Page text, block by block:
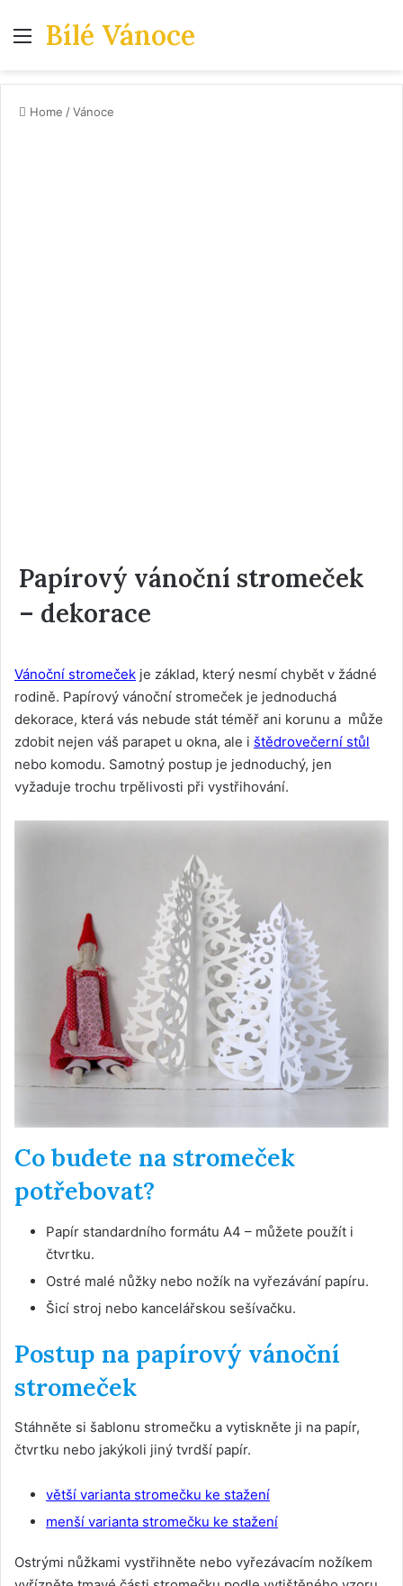
Menu
Bílé Vánoce
Home /Vánoce
Papírový vánoční stromeček
– dekorace
Vánoční stromeček je základ, který nesmí chybět v žádné
rodině. Papírový vánoční stromeček je jednoduchá
dekorace, která vás nebude stát téměř ani korunu a může
zdobit nejen váš parapet u okna, ale i štědrovečerní stůl
nebo komodu. Samotný postup je jednoduchý, jen
vyžaduje trochu trpělivosti při vystřihování.
Co budete na stromeček
potřebovat?
Papír standardního formátu A4 – můžete použít i
čtvrtku.
Ostré malé nůžky nebo nožík na vyřezávání papíru.
Šicí stroj nebo kancelářskou sešívačku.
Postup na papírový vánoční
stromeček
Stáhněte si šablonu stromečku a vytiskněte ji na papír,
čtvrtku nebo jakýkoli jiný tvrdší papír.
větší varianta stromečku ke stažení
menší varianta stromečku ke stažení
Ostrými nůžkami vystřihněte nebo vyřezávacím nožíkem